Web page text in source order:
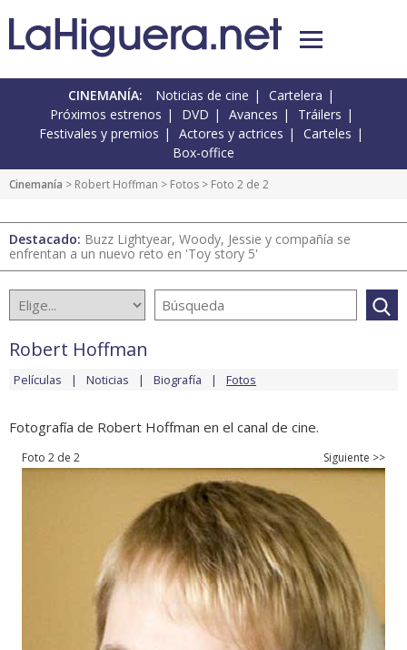
CINEMANÍA: Noticias de cine
Cartelera
Próximos estrenos
DVD Avances
Tráilers
Festivales y premios
Actores y actrices
Carteles
Box-office
Cinemanía > Robert Hoffman > Fotos > Foto 2 de 2
Destacado: Buzz Lightyear, Woody, Jessie y compañía se
enfrentan a un nuevo reto en 'Toy story 5'
Robert Hoffman
Películas Noticias Biografía Fotos
Fotografía de Robert Hoffman en el canal de cine.
Foto 2 de 2 Siguiente >>